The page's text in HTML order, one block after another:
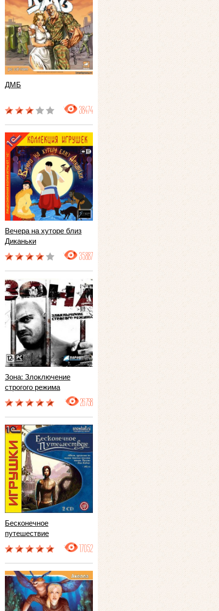
ДМБ
38474
Вечера на хуторе близ
Диканьки
35887
Зона: Злоключение
строгого режима
26798
Бесконечное
путешествие
17052